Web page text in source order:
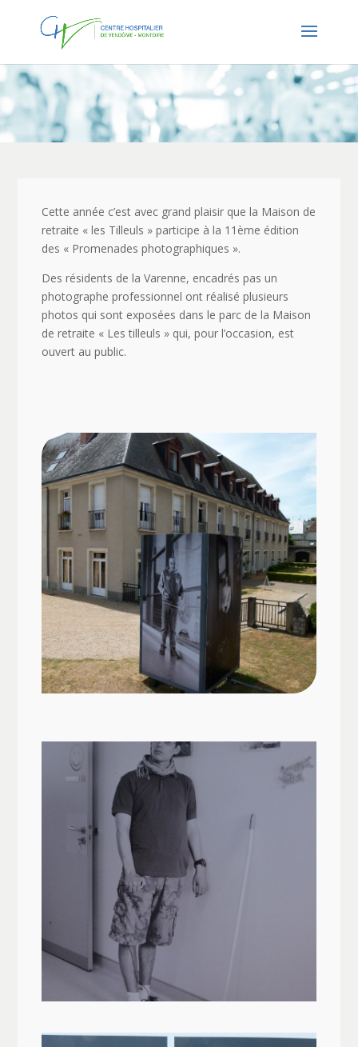
Cette année c’est avec grand plaisir que la Maison de
retraite « les Tilleuls » participe à la 11ème édition
des « Promenades photographiques ».
Des résidents de la Varenne, encadrés pas un
photographe professionnel ont réalisé plusieurs
photos qui sont exposées dans le parc de la Maison
de retraite « Les tilleuls » qui, pour l’occasion, est
ouvert au public.